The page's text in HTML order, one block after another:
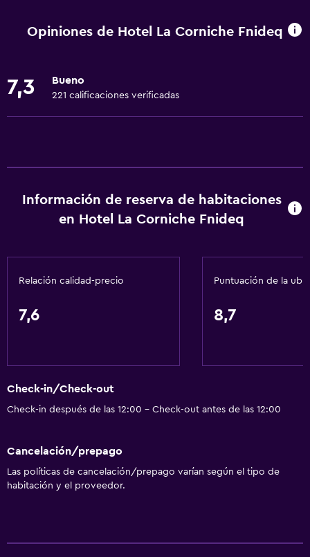
Toallas
Calefacción
Gel de ducha
Restaurante
Desayuno en la habitación
La comida se puede entregar en el alojamiento
Comedor
Acceso a la playa
Opiniones de Hotel La Corniche Fnideq
7,3 Bueno
221 calificaciones verificadas
Información de reserva de habitaciones
en Hotel La Corniche Fnideq
Relación calidad-precio
7,6
Puntuación de la
8,7
Check-in/Check-out
Check-in después de las 12:00 - Check-out antes de las 12:00
Cancelación/prepago
Las políticas de cancelación/prepago varían según el tipo de
habitación y el proveedor.